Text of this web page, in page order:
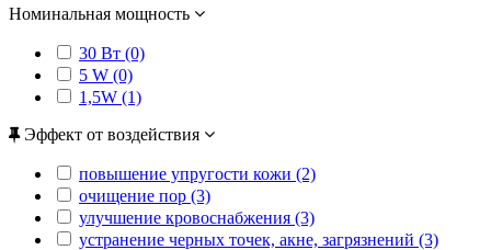
Номинальная мощность
30 Вт (0)
5 W (0)
1,5W (1)
Эффект от воздействия
повышение упругости кожи (2)
очищение пор (3)
улучшение кровоснабжения (3)
устранение черных точек, акне, загрязнений (3)